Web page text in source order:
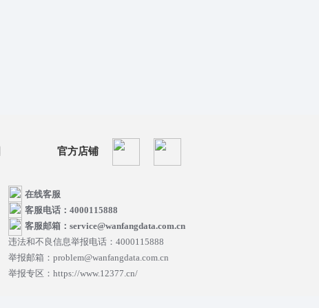
官方店铺
在线客服
客服电话：4000115888
客服邮箱：service@wanfangdata.com.cn
违法和不良信息举报电话：4000115888
举报邮箱：problem@wanfangdata.com.cn
举报专区：https://www.12377.cn/